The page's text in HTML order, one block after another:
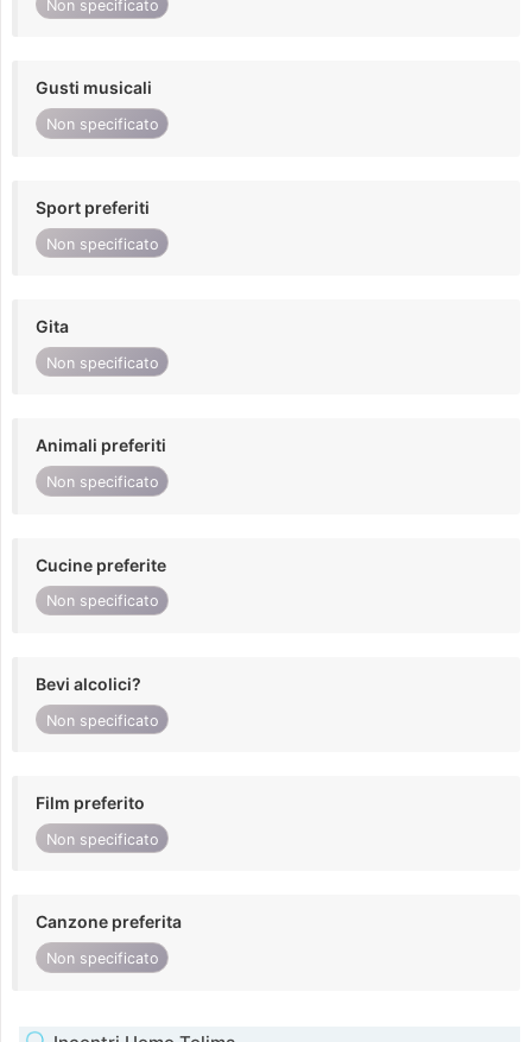
Non specificato
Gusti musicali
Non specificato
Sport preferiti
Non specificato
Gita
Non specificato
Animali preferiti
Non specificato
Cucine preferite
Non specificato
Bevi alcolici?
Non specificato
Film preferito
Non specificato
Canzone preferita
Non specificato